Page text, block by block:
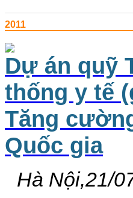
2011
Dự án quỹ
thống y tế
Tăng
Quốc gia
Hà Nội,21/